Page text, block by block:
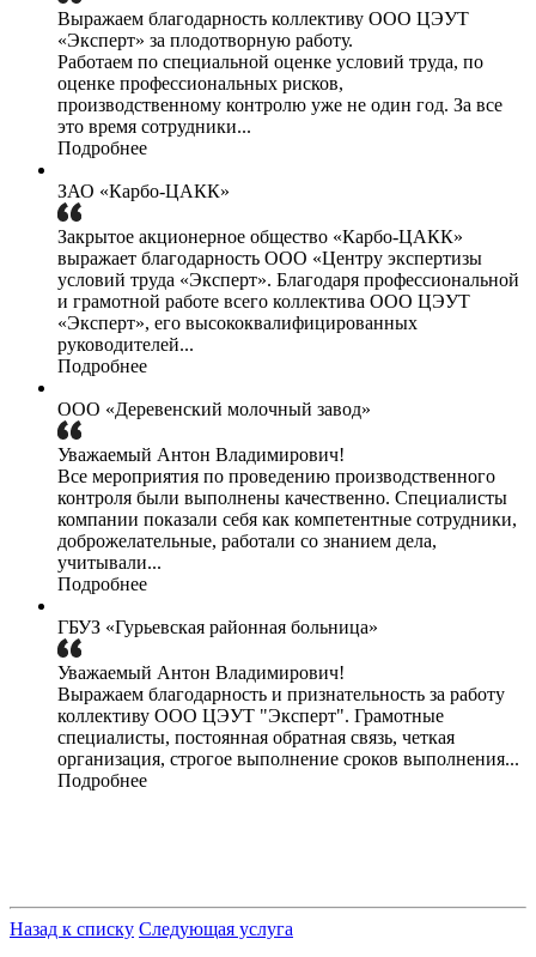
Выражаем благодарность коллективу ООО ЦЭУТ
«Эксперт» за плодотворную работу.
Работаем по специальной оценке условий труда, по
оценке профессиональных рисков,
производственному контролю уже не один год. За все
это время сотрудники...
Подробнее
ЗАО «Карбо-ЦАКК»
Закрытое акционерное общество «Карбо-ЦАКК»
выражает благодарность ООО «Центру экспертизы
условий труда «Эксперт». Благодаря профессиональной
и грамотной работе всего коллектива ООО ЦЭУТ
«Эксперт», его высококвалифицированных
руководителей...
Подробнее
ООО «Деревенский молочный завод»
Уважаемый Антон Владимирович!
Все мероприятия по проведению производственного
контроля были выполнены качественно. Специалисты
компании показали себя как компетентные сотрудники,
доброжелательные, работали со знанием дела,
учитывали...
Подробнее
ГБУЗ «Гурьевская районная больница»
Уважаемый Антон Владимирович!
Выражаем благодарность и признательность за работу
коллективу ООО ЦЭУТ "Эксперт". Грамотные
специалисты, постоянная обратная связь, четкая
организация, строгое выполнение сроков выполнения...
Подробнее
Назад к списку Следующая услуга